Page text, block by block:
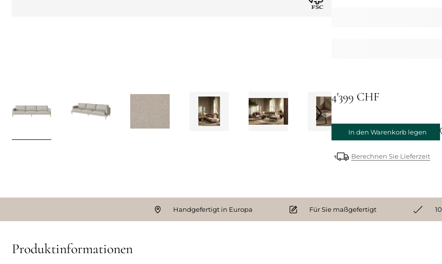
4'399 CHF
In den Warenkorb legen
Berechnen Sie Lieferzeit
Handgefertigt in Europa Für Sie maßgefertigt
Produktinformationen